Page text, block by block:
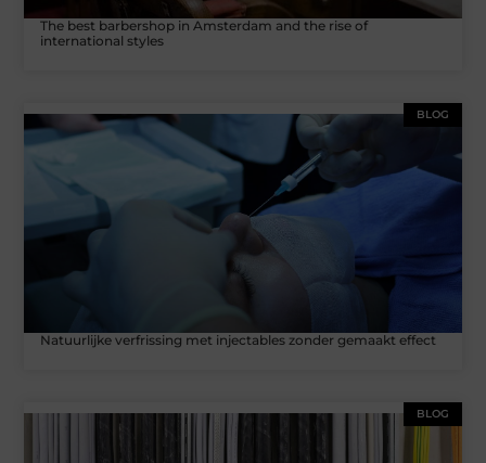
The best barbershop in Amsterdam and the rise of
international styles
BLOG
Natuurlijke verfrissing met injectables zonder gemaakt effect
BLOG